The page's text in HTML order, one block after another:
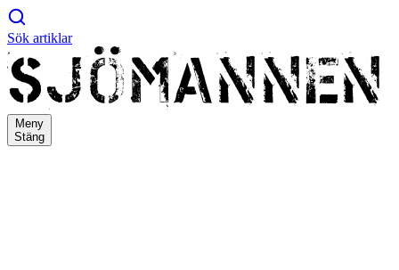
Sök artiklar
Meny
Stäng